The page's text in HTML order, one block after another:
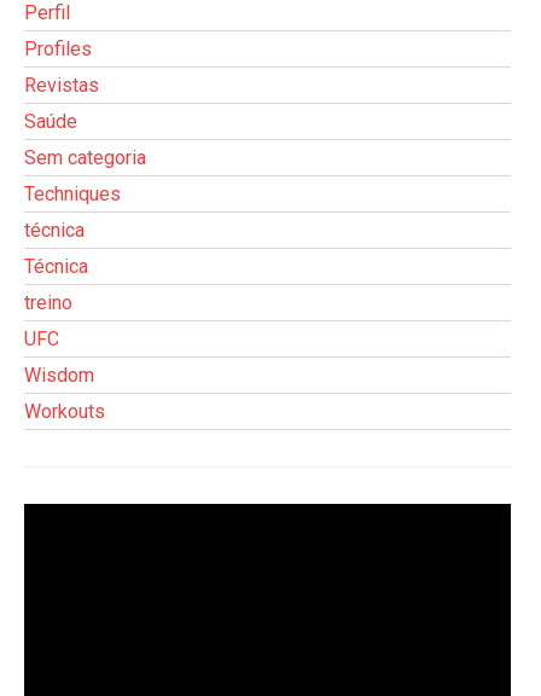
Perfil
Profiles
Revistas
Saúde
Sem categoria
Techniques
técnica
Técnica
treino
UFC
Wisdom
Workouts